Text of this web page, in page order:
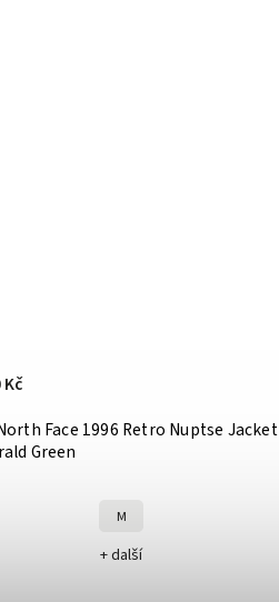
Face 1996 Retro Nuptse Jacket
Green
Kč
M
+ další